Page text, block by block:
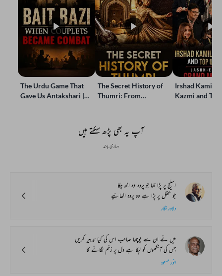
The Urdu Game That
Gave Us Antakshari |
The Secret History of
Thumri: From
Irshad Kamil,
Kazmi and
آپ یہ بھی پڑھ سکتے ہیں
ہماری پسند
اسٹیج پر پڑا تھا جو پردہ وہ اٹھ چکا
جو عقل پر پڑا ہے وہ پردہ اٹھائیے
دلاور فگار
میں نے ان سے پوچھا صاحب اس کی کیا تدبیر کریں
جس کی آنکھوں کو لپکا ہے دل پر زخم لگانے کا
انور مسعود